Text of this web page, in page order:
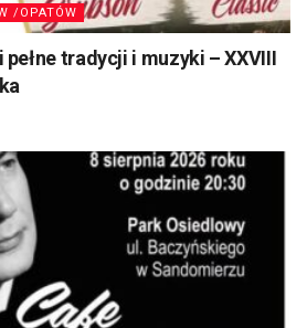
/OPATÓW
tradycji i muzyki – XXVIII